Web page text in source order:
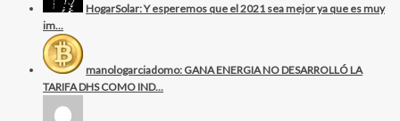
HogarSolar: Y esperemos que el 2021 sea mejor ya que es muy
im...
manologarciadomo: GANA ENERGIA NO DESARROLLÓ LA
TARIFA DHS COMO IND...